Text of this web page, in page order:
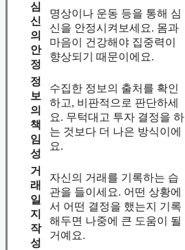
심
신
의
안
정
명상이나 운동 등을 통해 심
신을 안정시켜보세요. 몸과
마음이 건강해야 집중력이
향상되기 때문이에요.
정
보
의
책
임
성
수집한 정보의 출처를 확인
하고, 비판적으로 판단하세
요. 무턱대고 투자 결정을 하
는 것보다 더 나은 방식이에
요.
거
래
일
지
작
성
자신의 거래를 기록하는 습
관을 들이세요. 어떤 상황에
서 어떤 결정을 했는지 기록
해두면 나중에 큰 도움이 될
거예요.